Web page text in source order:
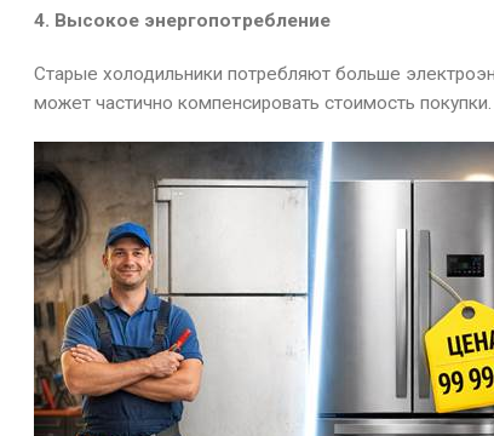
4. Высокое энергопотребление
Старые холодильники потребляют больше
может частично компенсировать стоимость покупки.